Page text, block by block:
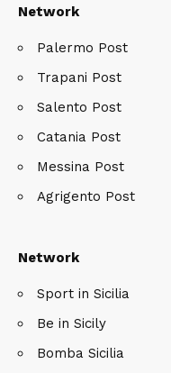
Network
Palermo Post
Trapani Post
Salento Post
Catania Post
Messina Post
Agrigento Post
Network
Sport in Sicilia
Be in Sicily
Bomba Sicilia